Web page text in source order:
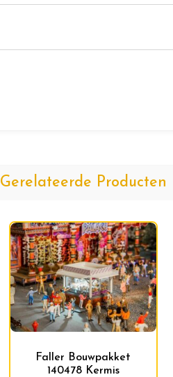
Gerelateerde Producten
Faller Bouwpakket
140478 Kermis